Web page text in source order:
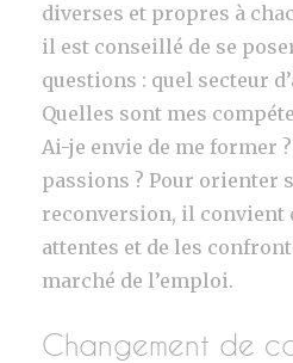
diverses et propres à
il est conseillé de se
questions : quel secteur
Quelles sont mes
Ai-je envie de me former
passions ? Pour orienter
reconversion, il convient
attentes et de les
marché de l’emploi.
Changement de